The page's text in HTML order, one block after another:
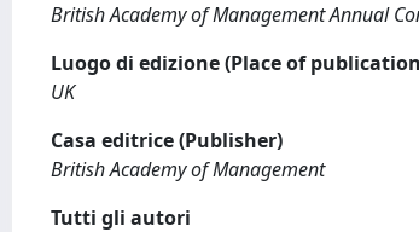
British Academy of Management Annual
Luogo di edizione (Place of
UK
Casa editrice (Publisher)
British Academy of Management
Tutti gli autori